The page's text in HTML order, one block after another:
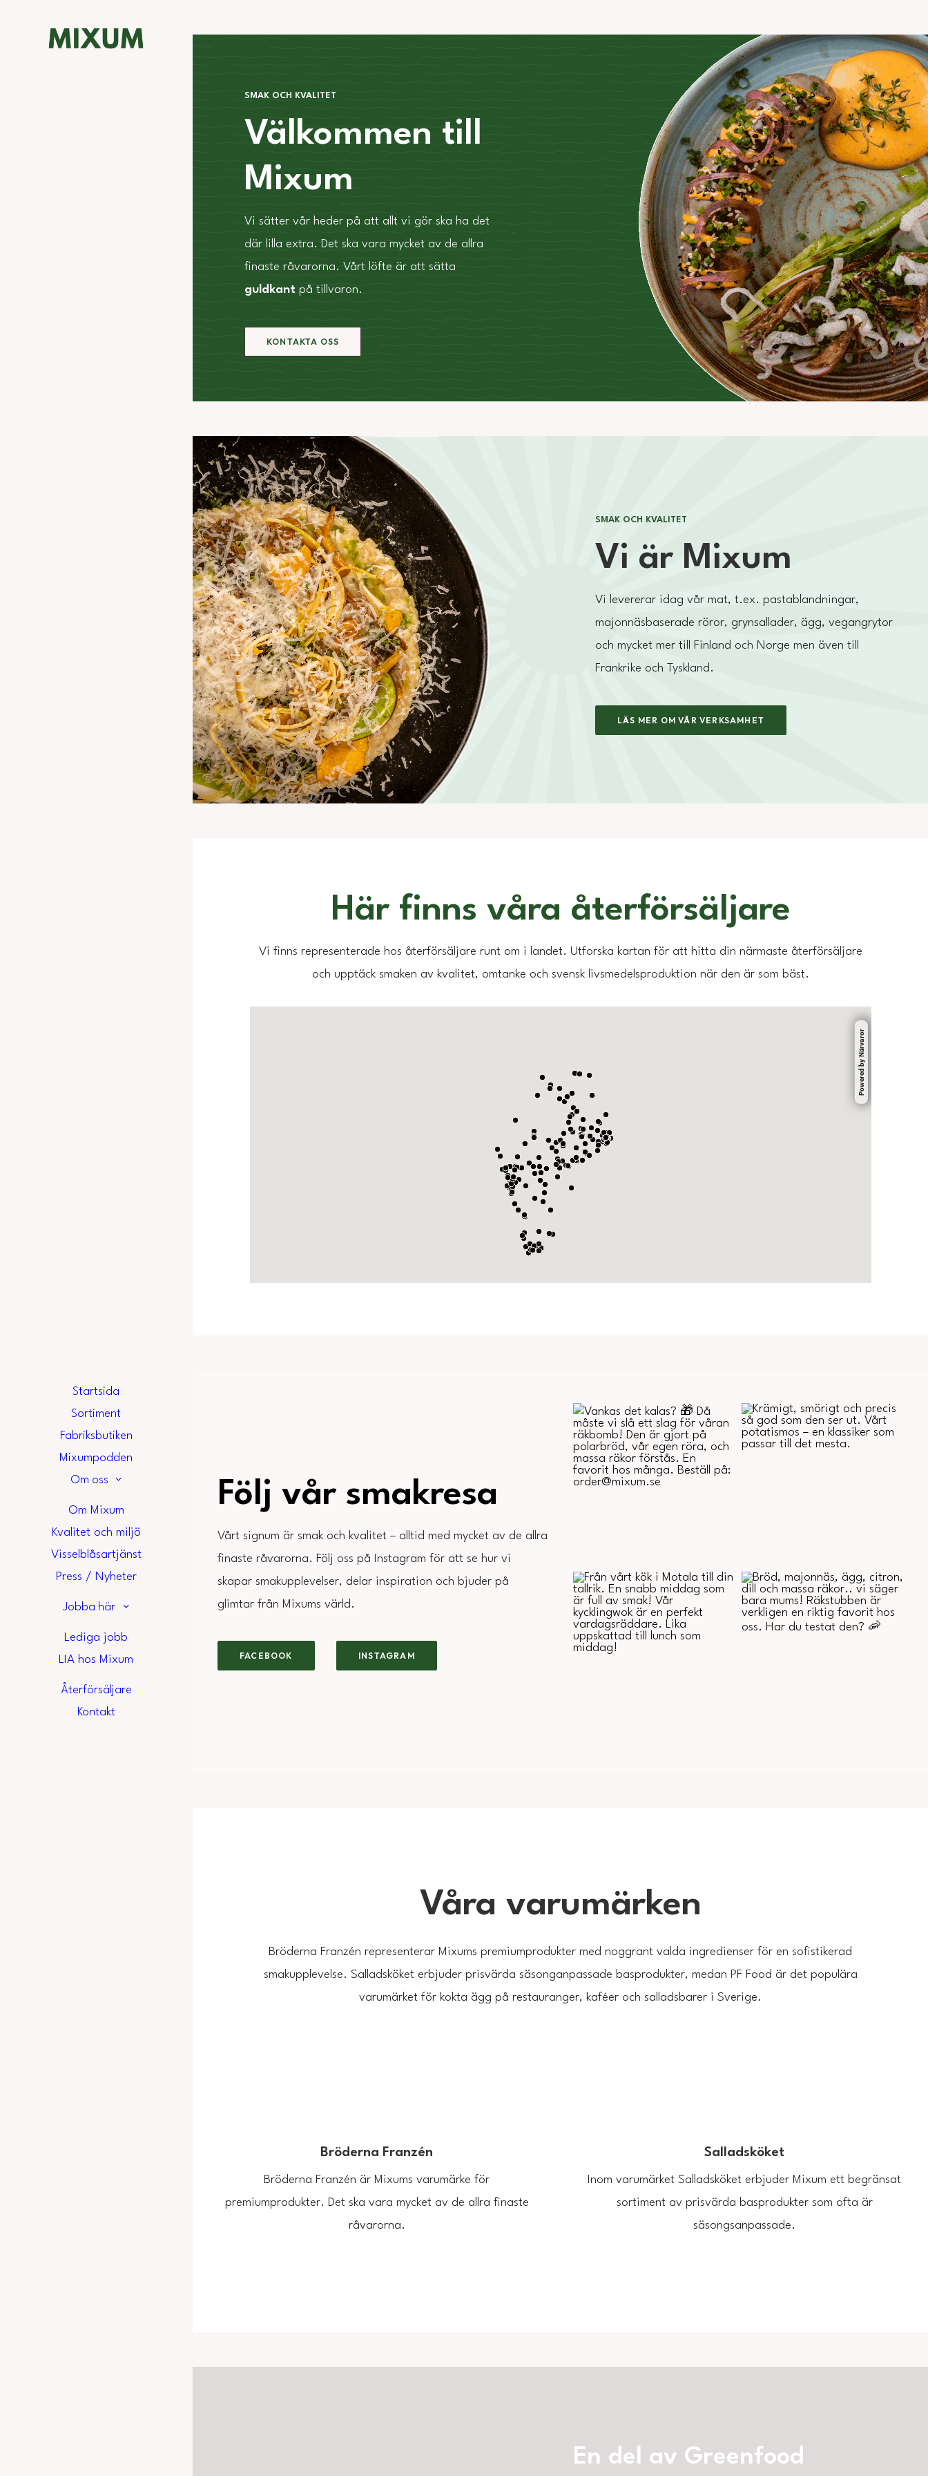
Startsida
Sortiment
Fabriksbutiken
Mixumpodden
Om oss
Om Mixum
Kvalitet och miljö
Visselblåsartjänst
Press / Nyheter
Jobba här
Lediga jobb
LIA hos Mixum
Återförsäljare
Kontakt
SMAK OCH KVALITET
Välkommen till
Mixum
Vi sätter vår heder på att allt vi gör ska ha det
där lilla extra. Det ska vara mycket av de allra
finaste råvarorna. Vårt löfte är att sätta
guldkant på tillvaron.
KONTAKTA OSS
SMAK OCH KVALITET
Vi är Mixum
Vi levererar idag vår mat, t.ex. pastablandningar,
majonnäsbaserade röror, grynsallader, ägg, vegangrytor
och mycket mer till Finland och Norge men även till
Frankrike och Tyskland.
LÄS MER OM VÅR VERKSAMHET
Här finns våra återförsäljare
Vi finns representerade hos återförsäljare runt om i landet. Utforska kartan för att hitta din närmaste återförsäljare
och upptäck smaken av kvalitet, omtanke och svensk livsmedelsproduktion när den är som bäst.
Följ vår smakresa
Vårt signum är smak och kvalitet – alltid med mycket av de allra
finaste råvarorna. Följ oss på Instagram för att se hur vi
skapar smakupplevelser, delar inspiration och bjuder på
glimtar från Mixums värld.
FACEBOOK INSTAGRAM
Våra varumärken
Bröderna Franzén representerar Mixums premiumprodukter med noggrant valda ingredienser för en sofistikerad
smakupplevelse. Salladsköket erbjuder prisvärda säsonganpassade basprodukter, medan PF Food är det populära
varumärket för kokta ägg på restauranger, kaféer och salladsbarer i Sverige.
Bröderna Franzén
Bröderna Franzén är Mixums varumärke för
premiumprodukter. Det ska vara mycket av de allra finaste
råvarorna.
Salladsköket
Inom varumärket Salladsköket erbjuder Mixum ett begränsat
sortiment av prisvärda basprodukter som ofta är
säsongsanpassade.
En del av Greenfood